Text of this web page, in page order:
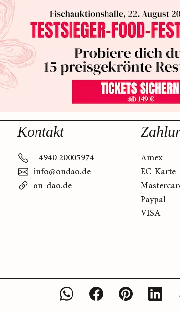
Kontakt
+4940 20005974
info@ondao.de
on-dao.de
Amex
EC-Karte
Paypal
VISA